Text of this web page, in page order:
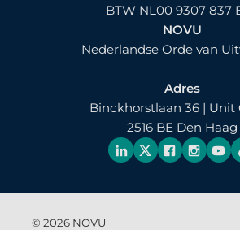
BTW NL00 9307 837
NOVU
Nederlandse Orde van
Adres
Binckhorstlaan 36 | Unit
2516 BE Den Haag
© 2026NOVU